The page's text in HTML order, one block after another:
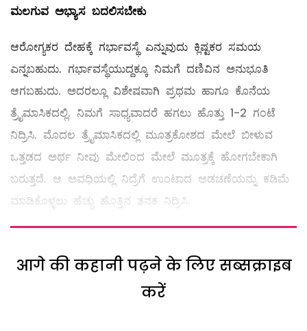
ಮಲಗುವ ಅಭ್ಯಾಸ ಬದಲಿಸಬೇಕು
ಆರೋಗ್ಯಕರ ದೇಹಕ್ಕೆ ಗರ್ಭಾವಸ್ಥೆ ಎನ್ನುವುದು ಕ್ಲಿಷ್ಟಕರ ಸಮಯ
ಎನ್ನಬಹುದು. ಗರ್ಭಾವಸ್ಥೆಯುದ್ದಕ್ಕೂ ನಿಮಗೆ ದಣಿವಿನ ಅನುಭೂತಿ
ಆಗಬಹುದು. ಅದರಲ್ಲೂ ವಿಶೇಷವಾಗಿ ಪ್ರಥಮ ಹಾಗೂ ಕೊನೆಯ
ತ್ರೈಮಾಸಿಕದಲ್ಲಿ. ನಿಮಗೆ ಸಾಧ್ಯವಾದರೆ ಹಗಲು ಹೊತ್ತು 1-2 ಗಂಟೆ
ನಿದ್ರಿಸಿ. ಮೊದಲ ತ್ರೈಮಾಸಿಕದಲ್ಲಿ ಮೂತ್ರಕೋಶದ ಮೇಲೆ ಬೀಳುವ
ಒತ್ತಡದ ಅರ್ಥ ನೀವು ಮೇಲಿಂದ ಮೇಲೆ ಮೂತ್ರಕ್ಕೆ ಹೋಗಬೇಕಾಗಿ
ಬರುತ್ತದೆ. ಆ ಅವಧಿಯಲ್ಲಿ ನಿದ್ರೆಗೆ ಉಂಟಾದ ಅಡಚಣೆಯನ್ನು ಕಡಿಮೆ
ಮಾಡಿಕೊಳ್ಳಲು ಹೆಚ್ಚು ಹೊತ್ತಿನ ತನಕ ನಿದ್ರಿಸಿ.
आगे की कहानी पढ़ने के लिए सब्सक्राइब
करें